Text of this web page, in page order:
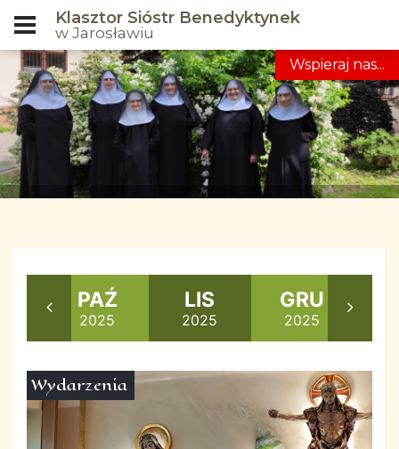
Klasztor Sióstr Benedyktynek
w Jarosławiu
Wspieraj nas...
PAŹ
2025
LIS
2025
GRU
2025
Wydarzenia